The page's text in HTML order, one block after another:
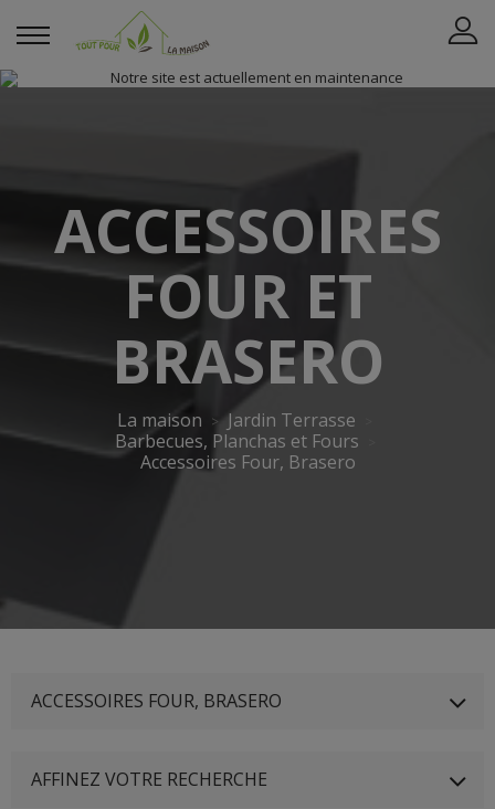
ACCESSOIRES
FOUR ET
BRASERO
La maison
Jardin Terrasse
Barbecues, Planchas et Fours
Accessoires Four, Brasero
ACCESSOIRES FOUR, BRASERO
AFFINEZ VOTRE RECHERCHE